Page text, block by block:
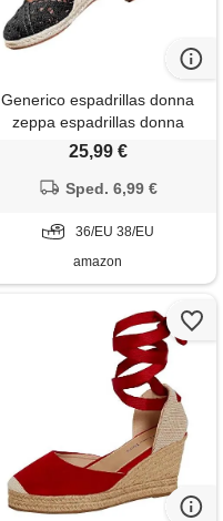
Generico espadrillas donna
zeppa espadrillas donna
sandali con zeppa moderna
semplice sandali con tacco
raffinate sicure per cerimonie
e feste speciali
25,99 €
Sped. 6,99 €
36/EU 38/EU
amazon